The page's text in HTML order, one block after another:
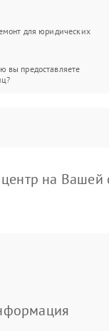
для юридических
вы предоставляете
на Вашей